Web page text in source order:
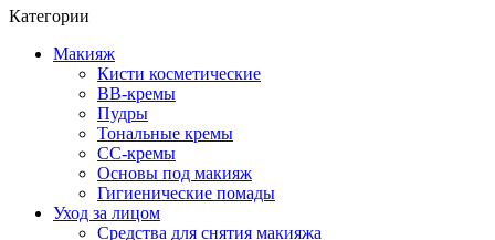
Категории
Макияж
Кисти косметические
BB-кремы
Пудры
Тональные кремы
CC-кремы
Основы под макияж
Гигиенические помады
Уход за лицом
Средства для снятия макияжа